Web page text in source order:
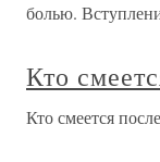
болью.
Кто
Кто смеется